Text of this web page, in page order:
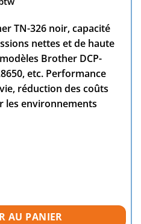
TN-326 noir, capacité
nettes et de haute
Brother DCP-
etc. Performance
réduction des coûts
les environnements
Brother TN-326 noire
AU PANIER